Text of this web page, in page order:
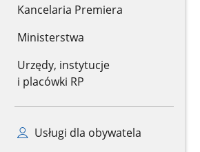
Kancelaria Premiera
Ministerstwa
Urzędy, instytucje
i placówki RP
Usługi dla obywatela